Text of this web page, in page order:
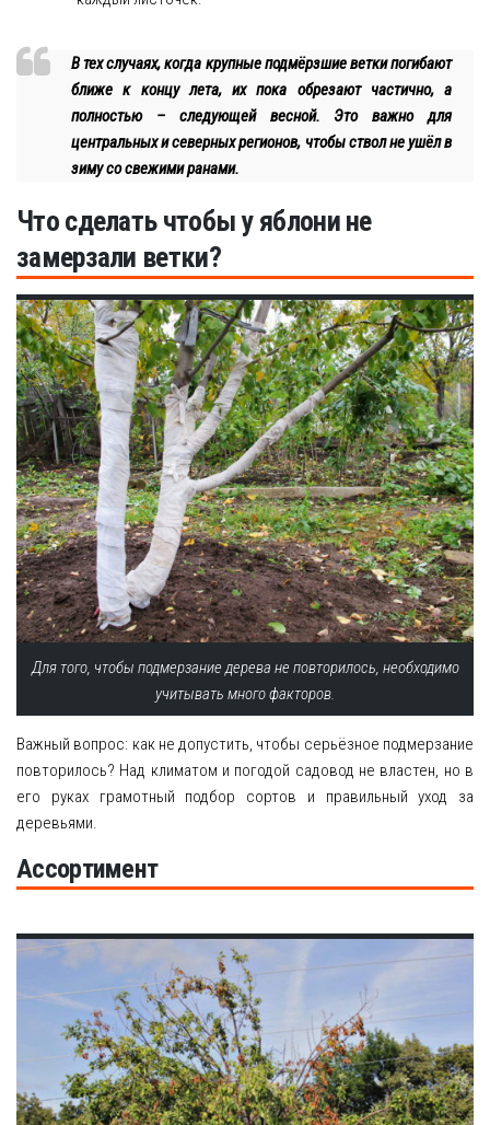
В тех случаях, когда крупные подмёрзшие ветки погибают
ближе к концу лета, их пока обрезают частично, а
полностью – следующей весной. Это важно для
центральных и северных регионов, чтобы ствол не ушёл в
зиму со свежими ранами.
Что сделать чтобы у яблони не
замерзали ветки?
Для того, чтобы подмерзание дерева не повторилось, необходимо
учитывать много факторов.
Важный вопрос: как не допустить, чтобы серьёзное подмерзание
повторилось? Над климатом и погодой садовод не властен, но в
его руках грамотный подбор сортов и правильный уход за
деревьями.
Ассортимент